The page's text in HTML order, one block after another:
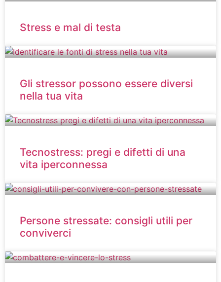
Stress e mal di testa
Gli stressor possono essere diversi
nella tua vita
Tecnostress: pregi e difetti di una
vita iperconnessa
Persone stressate: consigli utili per
conviverci